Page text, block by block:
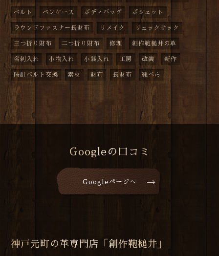
ベルト ペンケース ボディバッグ ポシェット
ラウンドファスナー長財布 リメイク リュックサック
三つ折り財布 二つ折り財布 修理 創作鞄槌井の革
名刺入れ 小物入れ 小銭入れ 工房 改装 新作
時計ベルト交換 素材 財布 長財布 靴べら
Googleの口コミ
Googleページへ
神戸元町の革専門店「創作鞄槌井」